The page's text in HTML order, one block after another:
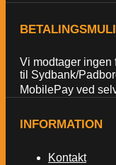
Vi modtager ingen
til Sydbank/
MobilePay ved
INFORMATION
Kontakt